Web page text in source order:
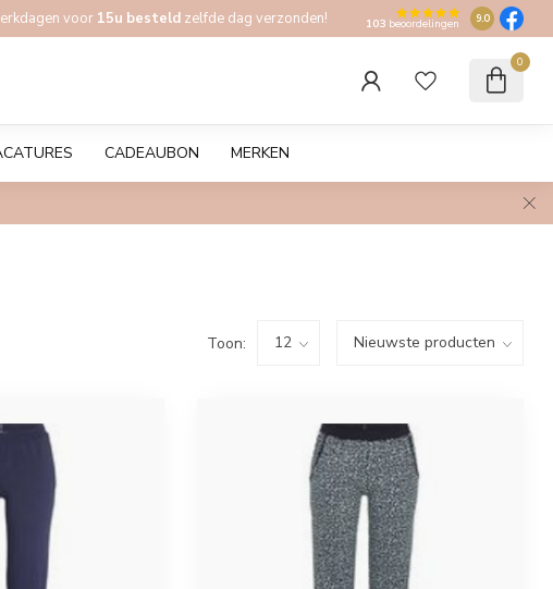
voor 15u besteld zelfde dag verzonden! 103 beoordelingen 9.0
0
CADEAUBON MERKEN
Toon: